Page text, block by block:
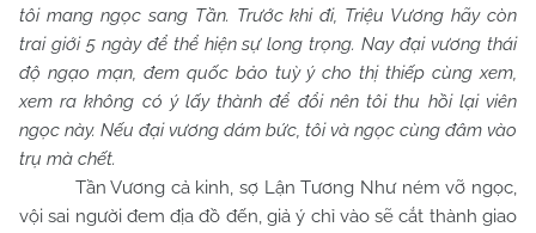
tôi mang ngọc sang Tần. Trước khi đi, Triệu Vương hãy còn
trai giới 5 ngày để thể hiện sự long trọng. Nay đại vương thái
độ ngạo mạn, đem quốc bảo tuỳ ý cho thị thiếp cùng xem,
xem ra không có ý lấy thành để đổi nên tôi thu hồi lại viên
ngọc này. Nếu đại vương dám bức, tôi và ngọc cùng đâm vào
trụ mà chết.
Tần Vương cả kinh, sợ Lận Tương Như ném vỡ ngọc,
vội sai người đem địa đồ đến, giả ý chỉ vào sẽ cắt thành giao